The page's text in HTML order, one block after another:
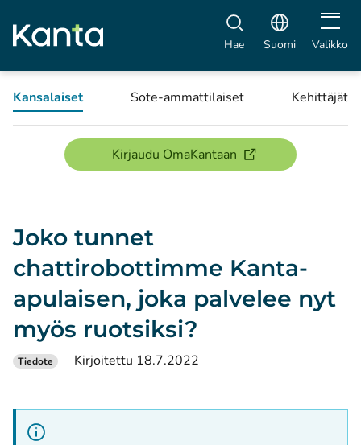
Hae Suomi Avaa
Valikko
Kansalaiset Sote-ammattilaiset Kehittäjät
Kirjaudu OmaKantaan(avautuu uuteen
Joko tunnet
chattirobottimme Kanta-
apulaisen, joka palvelee nyt
myös ruotsiksi?
Tiedote Kirjoitettu 18.7.2022